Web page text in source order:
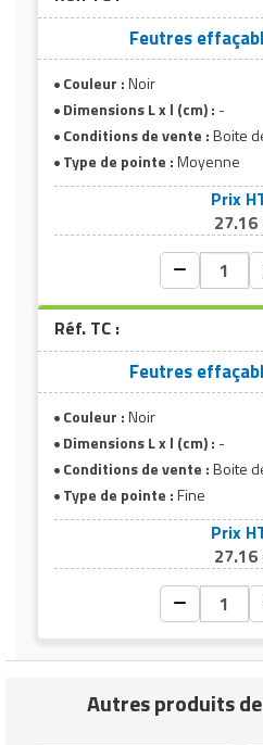
Feutres
Couleur :Noir
Dimensions L x l (cm) : -
Conditions de vente :Boite
Type de pointe :Moyenne
Prix
27.16
Réf. TC :
Feutres
Couleur :Noir
Dimensions L x l (cm) : -
Conditions de vente :Boite
Type de pointe :Fine
Prix
27.16
Autres produits